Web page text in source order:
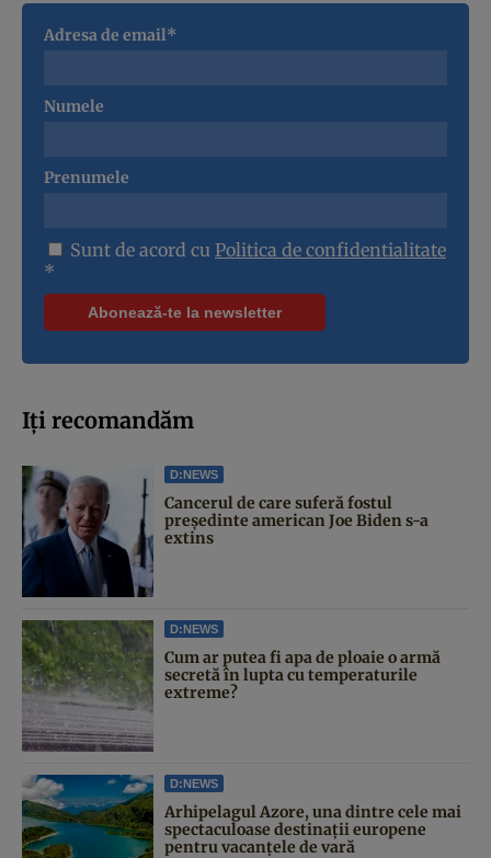
Adresa de email*
Numele
Prenumele
Sunt de acord cu Politica de confidentialitate
*
Iți recomandăm
D:NEWS
Cancerul de care suferă fostul
președinte american Joe Biden s-a
extins
D:NEWS
Cum ar putea fi apa de ploaie o armă
secretă în lupta cu temperaturile
extreme?
D:NEWS
Arhipelagul Azore, una dintre cele mai
spectaculoase destinații europene
pentru vacanțele de vară